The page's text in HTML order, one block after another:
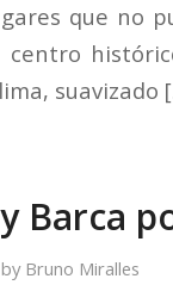
que no
suavizado
Barca
by Bruno Miralles